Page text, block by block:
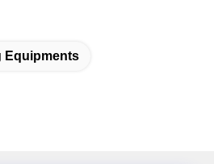
Equipments